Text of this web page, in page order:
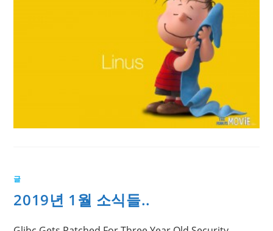
글
2019년 1월 소식들..